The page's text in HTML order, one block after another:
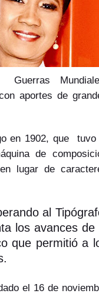
aportes de
en 1902, que tuvo
de
lugar de
al
los avances de
que permitió a
el 16 de